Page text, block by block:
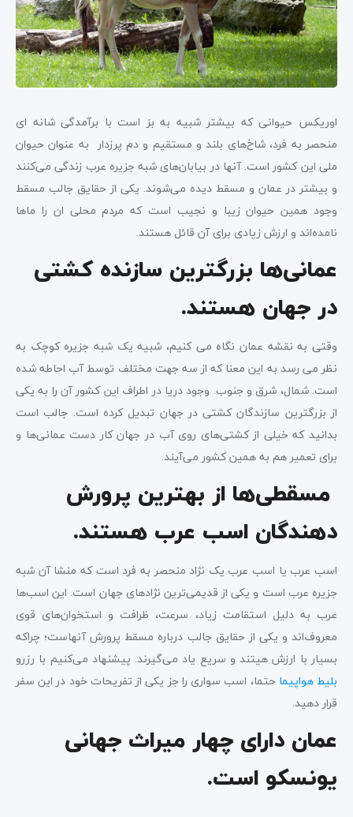
اوریکس حیوانی که بیشتر شبیه به بز است با برآمدگی شانه ای
منحصر به فرد، شاخ‌های بلند و مستقیم و دم پرزدار به عنوان حیوان
ملی این کشور است. آنها در بیابان‌های شبه جزیره عرب زندگی می‌کنند
و بیشتر در عمان و مسقط دیده می‌شوند. یکی از حقایق جالب مسقط
وجود همین حیوان زیبا و نجیب است که مردم محلی ان را ماها
نامده‌اند و ارزش زیادی برای آن قائل هستند.
عمانی‌ها بزرگترین سازنده کشتی
در جهان هستند.
وقتی به نقشه عمان نگاه می کنیم، شبیه یک شبه جزیره کوچک به
نظر می رسد به این معنا که از سه جهت مختلف توسط آب احاطه شده
است. شمال، شرق و جنوب. وجود دریا در اطراف این کشور آن را به یکی
از بزرگترین سازندگان کشتی در جهان تبدیل کرده است. جالب است
بدانید که خیلی از کشتی‌های روی آب در جهان کار دست عمانی‌ها و
برای تعمیر هم به همین کشور می‌آیند.
مسقطی‌ها از بهترین پرورش
دهندگان اسب عرب هستند.
اسب عرب یا اسب عرب یک نژاد منحصر به فرد است که منشا آن شبه
جزیره عرب است و یکی از قدیمی‌ترین نژادهای جهان است. این اسب‌ها
عرب به دلیل استقامت زیاد، سرعت، ظرافت و استخوان‌های قوی
معروف‌اند و یکی از حقایق جالب درباره مسقط پرورش آنهاست؛ چراکه
بسیار با ارزش هیتند و سریع یاد می‌گیرند. پیشنهاد می‌کنیم با رزرو
بلیط هواپیما حتما، اسب سواری را جز یکی از تفریحات خود در این سفر
قرار دهید.
عمان دارای چهار میراث جهانی
یونسکو است.